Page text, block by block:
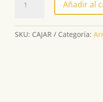
Medellín
cantidad
Añadir al
SKU: CAJAR Categoría: